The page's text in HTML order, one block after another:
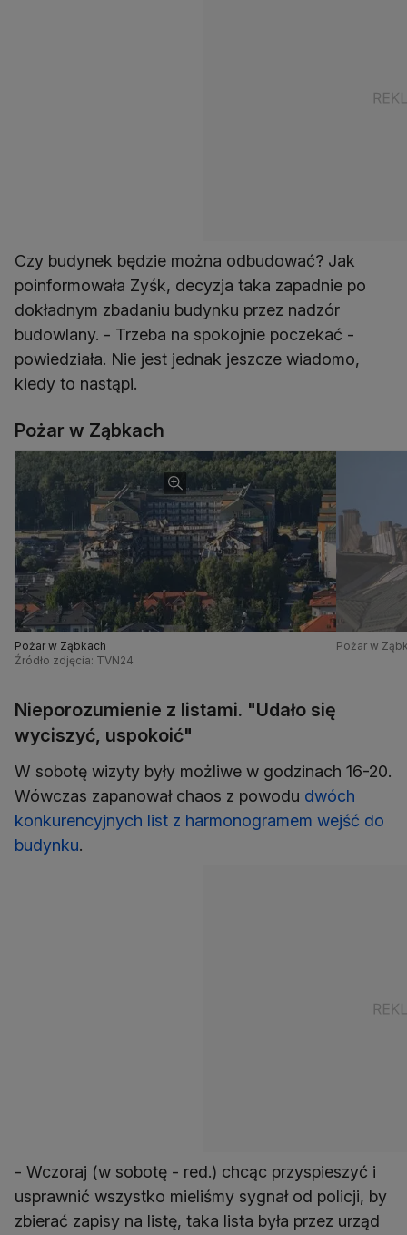
Czy budynek będzie można odbudować? Jak
poinformowała Zyśk, decyzja taka zapadnie po
dokładnym zbadaniu budynku przez nadzór
budowlany. - Trzeba na spokojnie poczekać -
powiedziała. Nie jest jednak jeszcze wiadomo,
kiedy to nastąpi.
Pożar w Ząbkach
Pożar w Ząbkach
Źródło zdjęcia: TVN24
Pożar w
Nieporozumienie z listami. "Udało się
wyciszyć, uspokoić"
W sobotę wizyty były możliwe w godzinach 16-20.
Wówczas zapanował chaos z powodu dwóch
konkurencyjnych list z harmonogramem wejść do
budynku.
- Wczoraj (w sobotę - red.) chcąc przyspieszyć i
usprawnić wszystko mieliśmy sygnał od policji, by
zbierać zapisy na listę, taka lista była przez urząd